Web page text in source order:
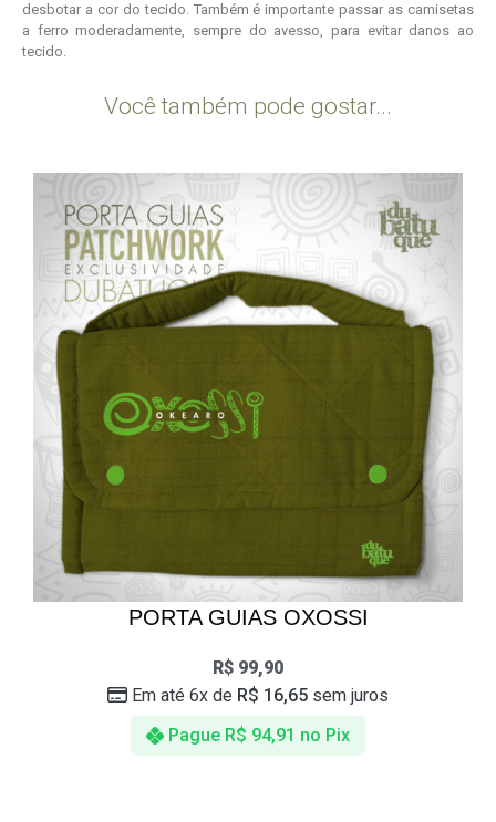
desbotar a cor do tecido. Também é importante passar as camisetas
a ferro moderadamente, sempre do avesso, para evitar danos ao
tecido.
Você também pode gostar...
PORTA GUIAS OXOSSI
R$ 99,90
Pague R$ 94,91 no Pix
Em até 6x de R$ 16,65 sem juros